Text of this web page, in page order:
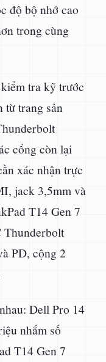
độ bộ nhớ cao
trong cùng
tra kỹ trước
trang sản
cổng còn lại
xác nhận trực
jack 3,5mm và
T14 Gen 7
Thunderbolt
PD, cộng 2
Dell Pro 14
nhắm số
T14 Gen 7